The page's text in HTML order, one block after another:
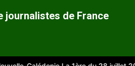
journalistes de France